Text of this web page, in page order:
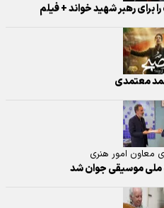
برای رهبر شهید خواند + فیلم
معتمدی
امور هنری
ملی موسیقی جوان شد